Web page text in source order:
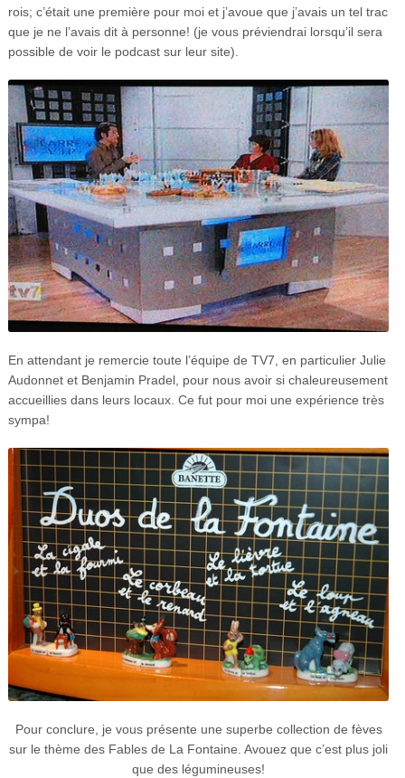
rois; c’était une première pour moi et j’avoue que j’avais un tel trac
que je ne l’avais dit à personne! (je vous préviendrai lorsqu’il sera
possible de voir le podcast sur leur site).
En attendant je remercie toute l’équipe de TV7, en particulier Julie
Audonnet et Benjamin Pradel, pour nous avoir si chaleureusement
accueillies dans leurs locaux. Ce fut pour moi une expérience très
sympa!
Pour conclure, je vous présente une superbe collection de fèves
sur le thème des Fables de La Fontaine. Avouez que c’est plus joli
que des légumineuses!